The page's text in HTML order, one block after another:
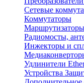
Сетевые
Коммутаторы
Радиомосты,
Инжекторы и
Удлинители
Устройства